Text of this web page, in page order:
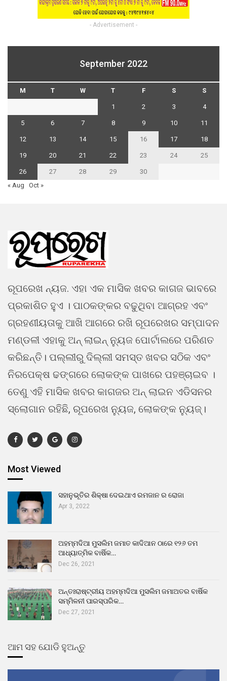
- Advertisement -
September 2022
M T W T F S S
1 2 3 4
5 6 7 8 9 10 11
12 13 14 15 16 17 18
19 20 21 22 23 24 25
26 27 28 29
30
« Aug
Oct »
ରୂପରେଖ ନ୍ୟଜ. ଏହା ଏକ ମାସିକ ଖବର କାଗଜ ଭାବରେ
ପ୍ରକାଶିତ ହୁଏ । ପାଠକଙ୍କର ବଢୁଥିବା ଆଗ୍ରହ ଏବଂ
ଗ୍ରହଣୀୟତାକୁ ଆଖି ଆଗରେ ରଖି ରୂପରେଖର ସମ୍ପାଦନ
ମଣ୍ଡଳୀ ଏହାକୁ ଅନ୍ ଲାଇନ୍ ନ୍ୟୁଜ ପୋର୍ଟାଲରେ ପରିଣତ
କରିଛନ୍ତି। ପଲ୍ଲୀରୁ ଦିଲ୍ଲୀ ସମସ୍ତ ଖବର ସଠିକ ଏବଂ
ନିରପେକ୍ଷ ଢଙ୍ଗରେ ଲୋକଙ୍କ ପାଖରେ ପହଞ୍ଚାଇବ ।
ତେଣୁ ଏହି ମାସିକ ଖବର କାଗଜର ଅନ୍ ଲାଇନ ଏଡିସନର
ସ୍ଲୋଗାନ ରହିଛି, ରୂପରେଖ ନ୍ୟୁଜ, ଲୋକଙ୍କ ନ୍ୟୁଜ୍।
Most Viewed
ସହାନୁଭୂତିର ଶିକ୍ଷା ଦେଇଥାଏ ରମଜାନ ର ରୋଜା
Apr 3, 2022
ଅହମ୍ମଦିଆ ମୁସଲିମ ଜମାତ କାଦିଆନ ଠାରେ ୧୨୬ ତମ
ଆଧ୍ୟାତ୍ମିକ ବାର୍ଷିକ…
Dec 26, 2021
ଅନ୍ତଃରାଷ୍ଟ୍ରୀୟ ଅହମ୍ମଦିଆ ମୁସଲିମ ଜମାଅତର ବାର୍ଷିକ
ସମ୍ମିଳନୀ ପାରସ୍ପରିକ…
Dec 27, 2021
ଆମ ସହ ଯୋଡି ହୁଅନ୍ତୁ